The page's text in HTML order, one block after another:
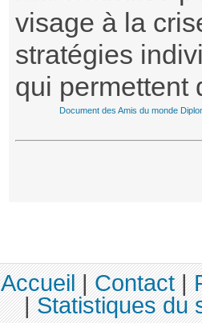
visage à la
stratégies
qui permettent
Document des Amis du monde
Accueil|Contact|
|Statistiques du